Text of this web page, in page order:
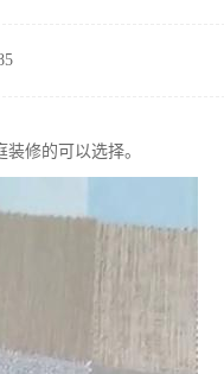
修的可以选择。